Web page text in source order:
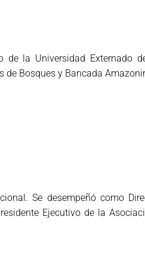
de la Universidad Externado
de Bosques y Bancada
Se desempeñó como
Ejecutivo de la